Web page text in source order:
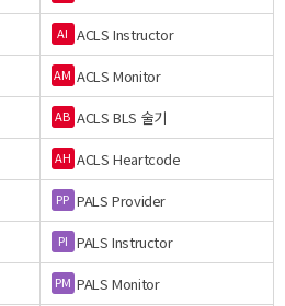
AI ACLS Instructor
AM ACLS Monitor
AB ACLS BLS 술기
AH ACLS Heartcode
PP PALS Provider
PI PALS Instructor
PM PALS Monitor